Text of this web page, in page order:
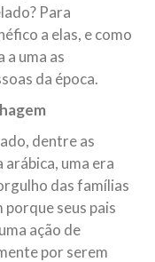
o ex-
da
Centro Islâmico no
o ex-ministro das
do Irã, Sr. Kamal
Para
a elas, e como
a uma as
da época.
dentre as
uma era
das famílias
porque seus pais
ação de
por serem